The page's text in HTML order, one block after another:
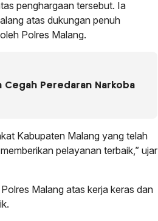
penghargaan tersebut. Ia
atas dukungan penuh
Polres Malang.
Cegah Peredaran Narkoba
Kabupaten Malang yang telah
pelayanan terbaik,” ujar
Malang atas kerja keras dan